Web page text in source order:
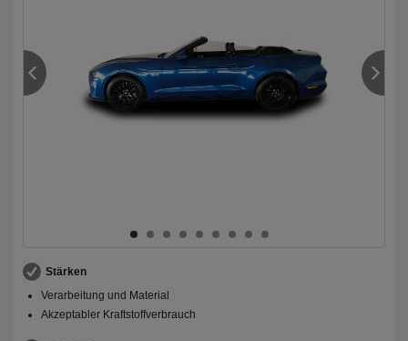
Stärken
Verarbeitung und Material
Akzeptabler Kraftstoffverbrauch